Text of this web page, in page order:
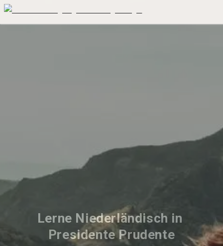
Lerne Niederländisch in
Presidente Prudente